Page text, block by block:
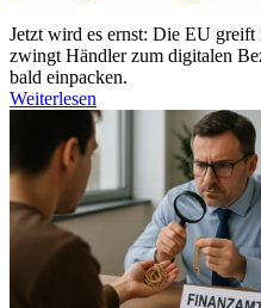
Jetzt wird es ernst: Die EU
zwingt Händler zum digitalen
bald einpacken.
Weiterlesen